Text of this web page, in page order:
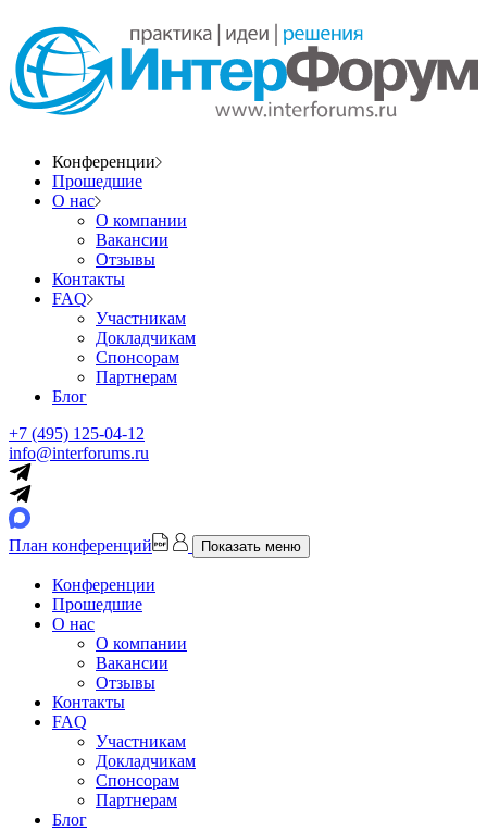
Конференции
Прошедшие
О нас
О компании
Вакансии
Отзывы
Контакты
FAQ
Участникам
Докладчикам
Спонсорам
Партнерам
Блог
+7 (495) 125-04-12
info@interforums.ru
План конференций Показать меню
Конференции
Прошедшие
О нас
О компании
Вакансии
Отзывы
Контакты
FAQ
Участникам
Докладчикам
Спонсорам
Партнерам
Блог